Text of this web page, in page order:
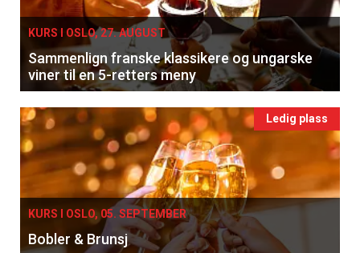
KURS I OSLO, 27. AUGUST
Sammenlign franske klassikere og ungarske
viner til en 5-retters meny
Ledig plass
KURS I OSLO, 05. SEPTEMBER
Bobler & Brunsj